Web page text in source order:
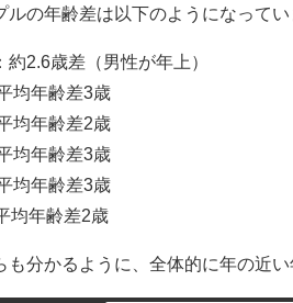
の年齢差は以下のようになってい
約2.6歳差（男性が年上）
均年齢差3歳
均年齢差2歳
均年齢差3歳
均年齢差3歳
均年齢差2歳
分かるように、全体的に年の近い